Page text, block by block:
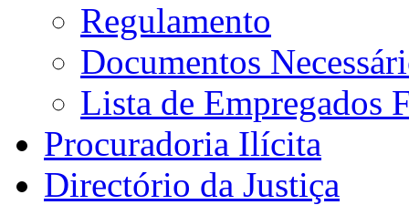
Regulamento
Documentos
Lista de Empregados
Procuradoria Ilícita
Directório da Justiça